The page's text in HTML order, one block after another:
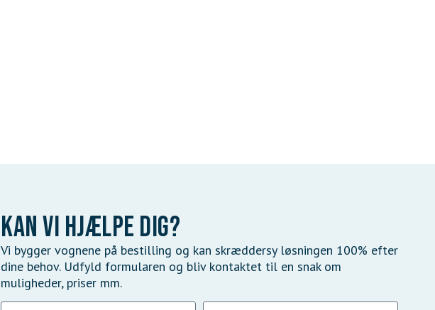
Kan vi hjælpe dig?
Vi bygger vognene på bestilling og kan skræddersy løsningen 100% efter
dine behov. Udfyld formularen og bliv kontaktet til en snak om
muligheder, priser mm.